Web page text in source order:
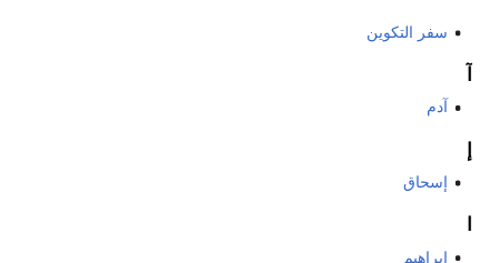
سفر التكوين
آدم
إ
إسحاق
إبراهيم